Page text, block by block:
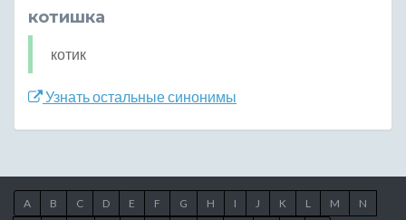
котишка
котик
Узнать остальные синонимы
A B C D E F G H I J K L M N